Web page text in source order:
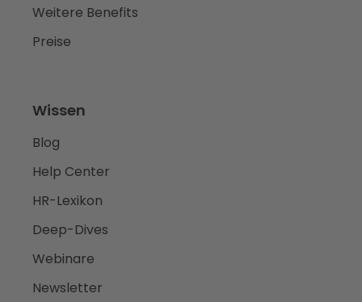
Weitere Benefits
Preise
Wissen
Blog
Help Center
HR-Lexikon
Deep-Dives
Webinare
Newsletter